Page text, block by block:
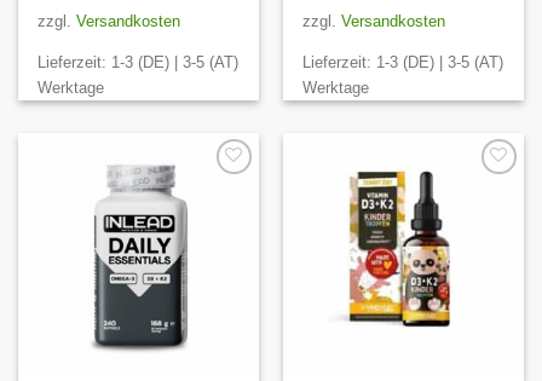
zzgl. Versandkosten
Lieferzeit: 1-3 (DE) | 3-5 (AT)
Werktage
zzgl. Versandkosten
Lieferzeit: 1-3 (DE) | 3-5 (AT)
Werktage
Wunschliste